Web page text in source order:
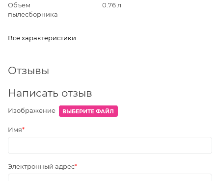
Объем
пылесборника
0.76 л
Все характеристики
Отзывы
Написать отзыв
Изображение ВЫБЕРИТЕ ФАЙЛ
Имя
Электронный адрес